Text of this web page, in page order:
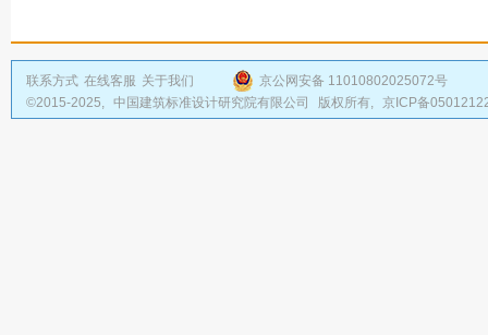
联系方式 在线客服 关于我们
京公网安备 11010802025072号
©2015-2025, 中国建筑标准设计研究院有限公司 版权所有, 京ICP备